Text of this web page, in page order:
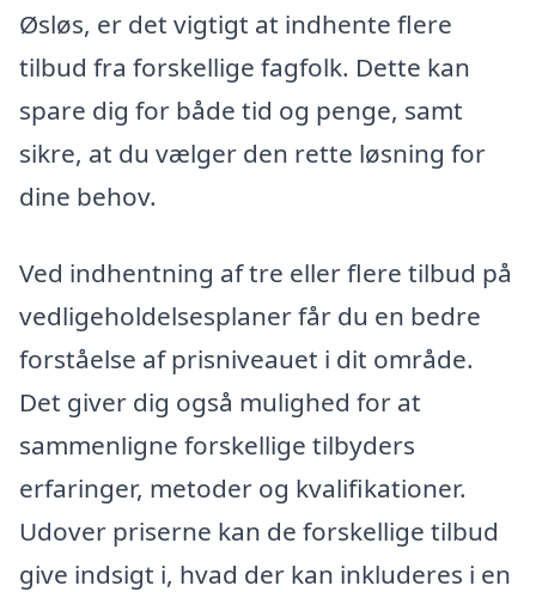
Øsløs, er det vigtigt at indhente flere
tilbud fra forskellige fagfolk. Dette kan
spare dig for både tid og penge, samt
sikre, at du vælger den rette løsning for
dine behov.
Ved indhentning af tre eller flere tilbud på
vedligeholdelsesplaner får du en bedre
forståelse af prisniveauet i dit område.
Det giver dig også mulighed for at
sammenligne forskellige tilbyders
erfaringer, metoder og kvalifikationer.
Udover priserne kan de forskellige tilbud
give indsigt i, hvad der kan inkluderes i en